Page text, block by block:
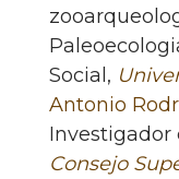
Social,
Antonio
Investigador
Consejo